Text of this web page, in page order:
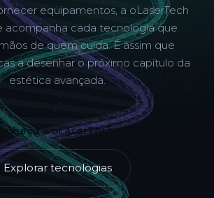
equipamentos, a oLaserTech
acompanha cada tecnologia que
de quem cuida. É assim que
a desenhar o próximo capítulo da
estética avançada.
a oLaserTech
Explorar tecnologias